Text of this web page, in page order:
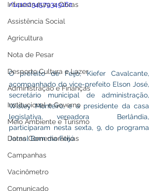
Infraestrutura e Obras
Assistência Social
Agricultura
Nota de Pesar
Desporto Cultura e Lazer
Administração e Finanças
Institucional e Governo
Meio Ambiente e Turismo
Datas Comemorativas
Campanhas
Vacinômetro
Comunicado
/1410034579349162
O prefeito de Feijó, Kiefer Cavalcante,
acompanhado do vice-prefeito Elson José,
secretário municipal de administração,
Wisley Monteiro, e a presidente da casa
legislativa, vereadora  Berlândia,
participaram nesta sexta, 9, do programa
Jornal Bom dia Feijó.